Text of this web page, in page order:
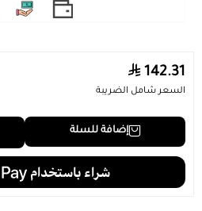
142.31
السعر شامل الضريبة
إضافة للسلة